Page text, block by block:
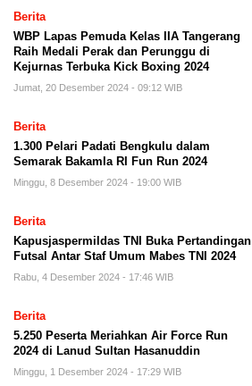
Berita
WBP Lapas Pemuda Kelas IIA Tangerang
Raih Medali Perak dan Perunggu di
Kejurnas Terbuka Kick Boxing 2024
Jumat, 20 Desember 2024 - 09:12 WIB
Berita
1.300 Pelari Padati Bengkulu dalam
Semarak Bakamla RI Fun Run 2024
Minggu, 8 Desember 2024 - 19:00 WIB
Berita
Kapusjaspermildas TNI Buka Pertandingan
Futsal Antar Staf Umum Mabes TNI 2024
Rabu, 4 Desember 2024 - 17:46 WIB
Berita
5.250 Peserta Meriahkan Air Force Run
2024 di Lanud Sultan Hasanuddin
Minggu, 1 Desember 2024 - 17:29 WIB